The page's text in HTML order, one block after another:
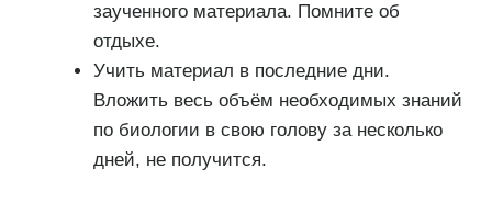
заученного материала. Помните об
отдыхе.
Учить материал в последние дни.
Вложить весь объём необходимых знаний
по биологии в свою голову за несколько
дней, не получится.